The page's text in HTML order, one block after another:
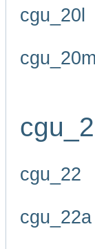
cgu_20l
cgu_20m
cgu_22
cgu_22a